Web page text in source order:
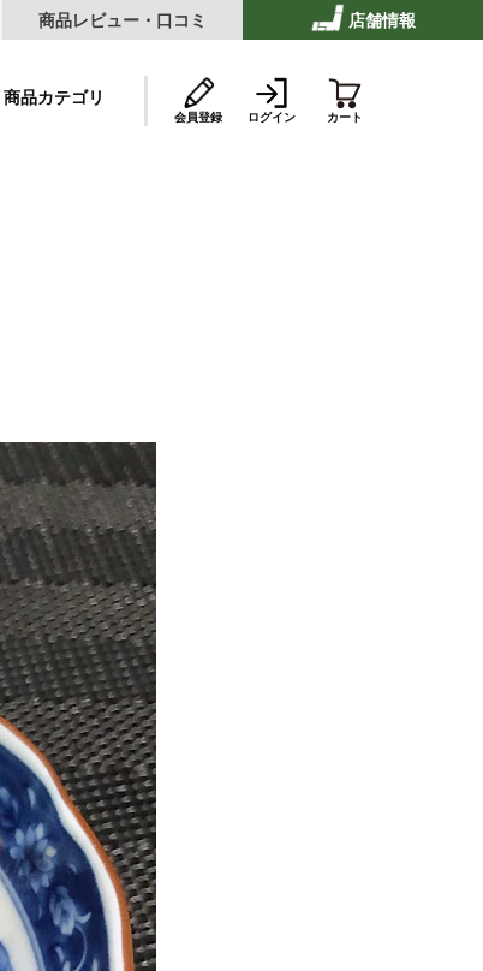
店舗情報
商品レビュー・口コミ
商品カテゴリ
ンバーグ
会員登録 ログイン カート